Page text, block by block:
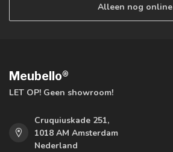
Alleen nog online
Meubello®
LET OP! Geen showroom!
Cruquiuskade 251,
1018 AM Amsterdam
Nederland